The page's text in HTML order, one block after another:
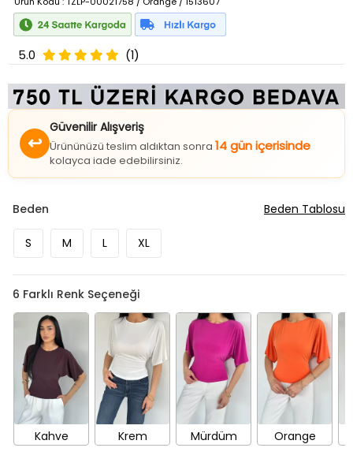
5.0 (1)
↩
Güvenilir Alışveriş
Ürününüzü teslim aldıktan sonra 14 gün içerisinde
kolayca iade edebilirsiniz.
Beden
S M L XL
Beden Tablosu
6 Farklı Renk Seçeneği
Kahve Krem Mürdüm Orange